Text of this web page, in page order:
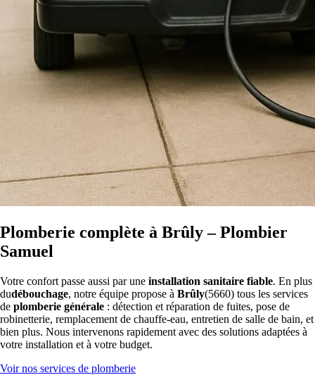
Plomberie complète à Brûly – Plombier
Samuel
Votre confort passe aussi par une installation sanitaire fiable. En plus
dudébouchage, notre équipe propose à Brûly(5660) tous les services
de plomberie générale : détection et réparation de fuites, pose de
robinetterie, remplacement de chauffe-eau, entretien de salle de bain, et
bien plus. Nous intervenons rapidement avec des solutions adaptées à
votre installation et à votre budget.
Voir nos services de plomberie